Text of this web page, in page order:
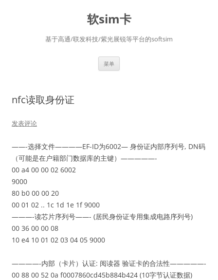
软sim卡
基于高通/联发科技/紫光展锐等平台的softsim
菜单
nfc读取身份证
发表评论
——-选择文件————EF-ID为6002— 身份证内部序列号, DN码
（可能是在户籍部门数据库的主键）—————-
00 a4 00 00 02 6002
9000
80 b0 00 00 20
00 01 02 .. 1c 1d 1e 1f 9000
———-读芯片序列号——- (居民身份证专用集成电路序列号)
00 36 00 00 08
10 e4 10 01 02 03 04 05 9000
————-内部（卡片）认证: 阅读器 验证卡的合法性—————-
00 88 00 52 0a f0007860cd45b884b424 (10字节认证数据)